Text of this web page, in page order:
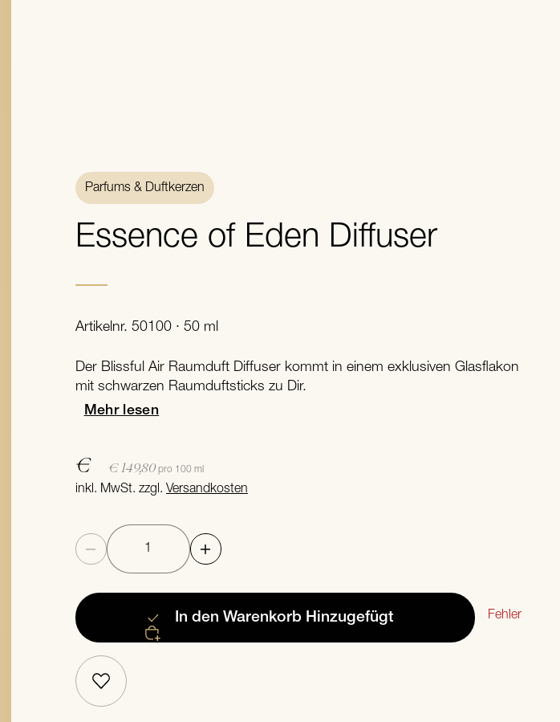
Parfums & Duftkerzen
Essence of Eden Diffuser
Artikelnr. 50100 · 50 ml
Der Blissful Air Raumduft Diffuser kommt in einem exklusiven Glasflakon
mit schwarzen Raumduftsticks zu Dir.
Mehr lesen
€ € 149,80 pro 100 ml
inkl. MwSt. zzgl. Versandkosten
Anzahl
In den Warenkorb Hinzugefügt Fehler